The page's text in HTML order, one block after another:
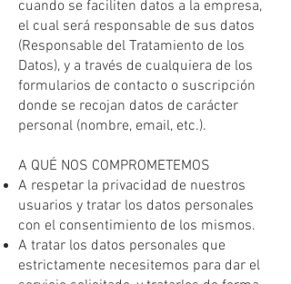
cuando se faciliten datos a la empresa,
el cual será responsable de sus datos
(Responsable del Tratamiento de los
Datos), y a través de cualquiera de los
formularios de contacto o suscripción
donde se recojan datos de carácter
personal (nombre, email, etc.).
A QUÉ NOS COMPROMETEMOS
A respetar la privacidad de nuestros
usuarios y tratar los datos personales
con el consentimiento de los mismos.
A tratar los datos personales que
estrictamente necesitemos para dar el